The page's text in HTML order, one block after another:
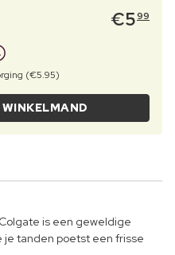
€599
(€5.95)
is een geweldige
je tanden poetst een frisse